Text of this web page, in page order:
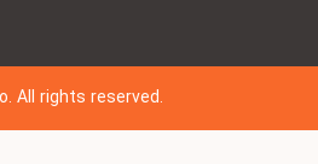
All rights reserved.